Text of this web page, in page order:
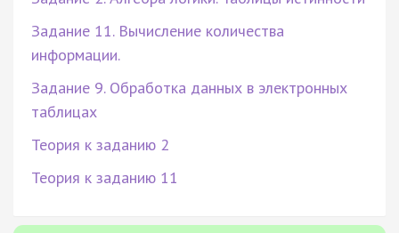
Задание 11. Вычисление количества
информации.
Задание 9. Обработка данных в электронных
таблицах
Теория к заданию 2
Теория к заданию 11